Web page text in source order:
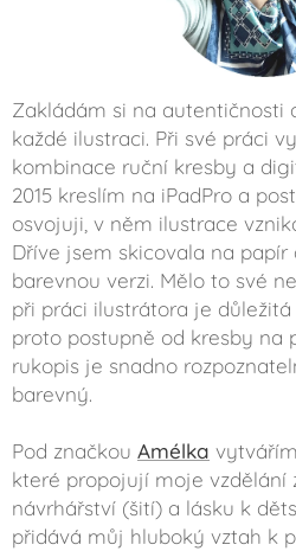
Zakládám si na autentičnosti
každé ilustraci. Při své práci
kombinace ruční kresby a
2015 kreslím na iPadPro a
osvojuji, v něm ilustrace
Dříve jsem skicovala na
barevnou verzi. Mělo to své
při práci ilustrátora je
proto postupně od kresby na
rukopis je snadno
barevný.
Pod značkou Amélka
které propojují moje vzdělání
návrhářství (šití) a lásku k
přidává můj hluboký vztah k